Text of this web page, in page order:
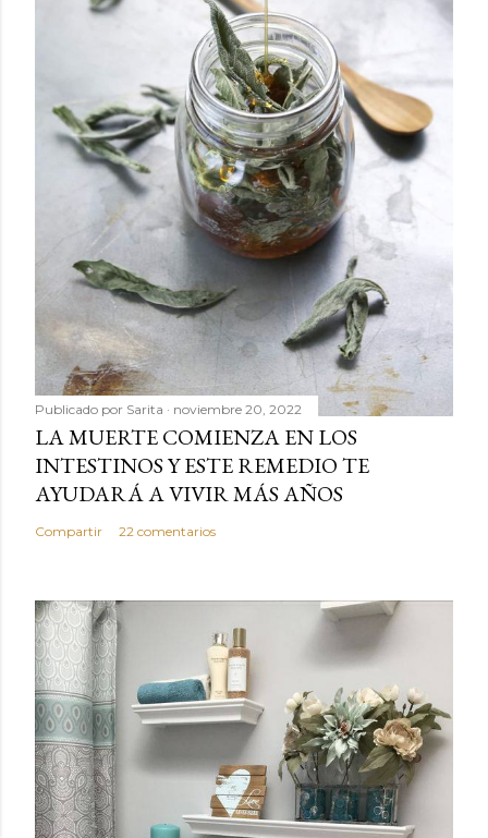
Publicado por Sarita noviembre 20, 2022
LA MUERTE COMIENZA EN LOS
INTESTINOS Y ESTE REMEDIO TE
AYUDARÁ A VIVIR MÁS AÑOS
Compartir 22 comentarios